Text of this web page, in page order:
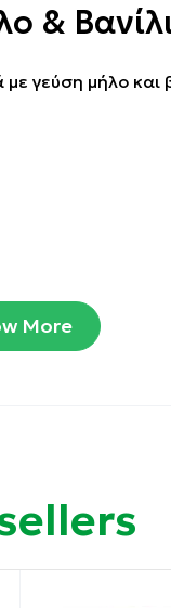
&
γεύση μήλο και
More